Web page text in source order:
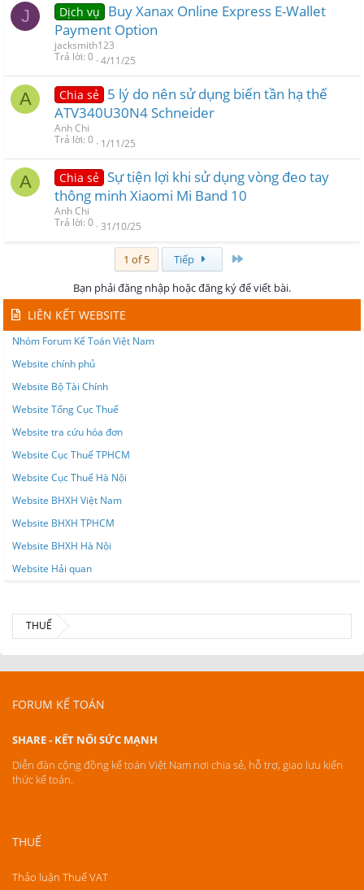
J Dịch vụ
Buy Xanax Online Express E-Wallet
Payment Option
jacksmith123
Trả lời 0 4/11/25
A Chia sẻ 5 lý do nên sử dụng biến tần hạ thế
ATV340U30N4 Schneider
Anh Chi
Trả lời 0 1/11/25
A Chia sẻ Sự tiện lợi khi sử dụng vòng đeo tay
thông minh Xiaomi Mi Band 10
Anh Chi
Trả lời 0 31/10/25
1 of 5 Tiếp
Bạn phải đăng nhập hoặc đăng ký để viết bài.
LIÊN KẾT WEBSITE
Nhóm Forum Kế Toán Việt Nam
Website chính phủ
Website Bộ Tài Chính
Website Tổng Cục Thuế
Website tra cứu hóa đơn
Website Cục Thuế TPHCM
Website Cục Thuế Hà Nội
Website BHXH Việt Nam
Website BHXH TPHCM
Website BHXH Hà Nội
Website Hải quan
THUẾ
FORUM KẾ TOÁN
SHARE - KẾT NỐI SỨC MẠNH
Diễn đàn cộng đồng kế toán Việt Nam nơi chia sẻ, hỗ trợ, giao lưu kiến
thức kế toán.
THUẾ
Thảo luận Thuế VAT